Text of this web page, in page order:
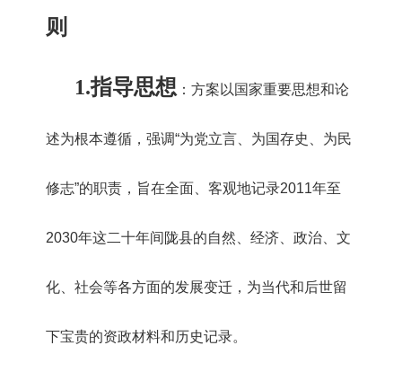
则
1.指导思想 ：方案以国家重要思想和论
述为根本遵循，强调“为党立言、为国存史、为民
修志”的职责，旨在全面、客观地记录2011年至
2030年这二十年间陇县的自然、经济、政治、文
化、社会等各方面的发展变迁，为当代和后世留
下宝贵的资政材料和历史记录。